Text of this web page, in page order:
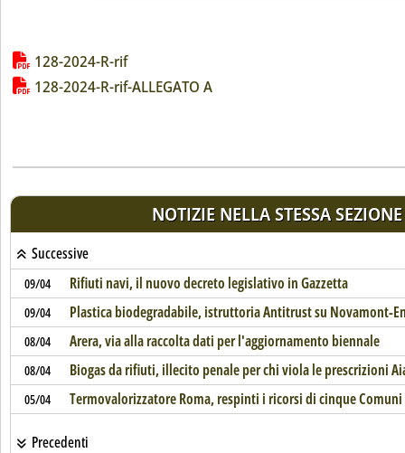
Lista allegati PDF alla notizia
128-2024-R-rif
128-2024-R-rif-ALLEGATO A
NOTIZIE NELLA STESSA SEZIONE
Successive
09/04 Rifiuti navi, il nuovo decreto legislativo in Gazzetta
09/04 Plastica biodegradabile, istruttoria Antitrust su Novamont-
08/04 Arera, via alla raccolta dati per l'aggiornamento biennale
08/04 Biogas da rifiuti, illecito penale per chi viola le prescrizioni
05/04 Termovalorizzatore Roma, respinti i ricorsi di cinque
Precedenti